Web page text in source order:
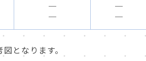
─
─
─
─
となります。